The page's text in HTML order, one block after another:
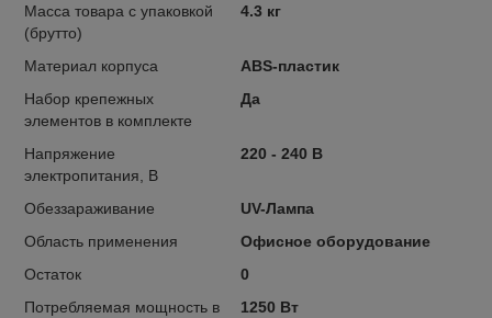
Масса товара с упаковкой
(брутто)
4.3 кг
Материал корпуса
ABS-пластик
Набор крепежных
элементов в комплекте
Да
Напряжение
электропитания, В
220 - 240 В
Обеззараживание
UV-Лампа
Область применения
Офисное оборудование
Остаток
0
Потребляемая мощность в
1250 Вт